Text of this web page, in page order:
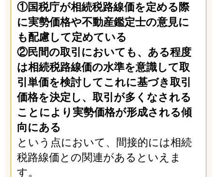
①国税庁が相続税路線価を定める際
に実勢価格や不動産鑑定士の意見に
も配慮して定めている
②民間の取引においても、ある程度
は相続税路線価の水準を意識して取
引単価を検討してこれに基づき取引
価格を決定し、取引が多くなされる
ことにより実勢価格が形成される傾
向にある
という点において、間接的には相続
税路線価との関連があるといえま
す。